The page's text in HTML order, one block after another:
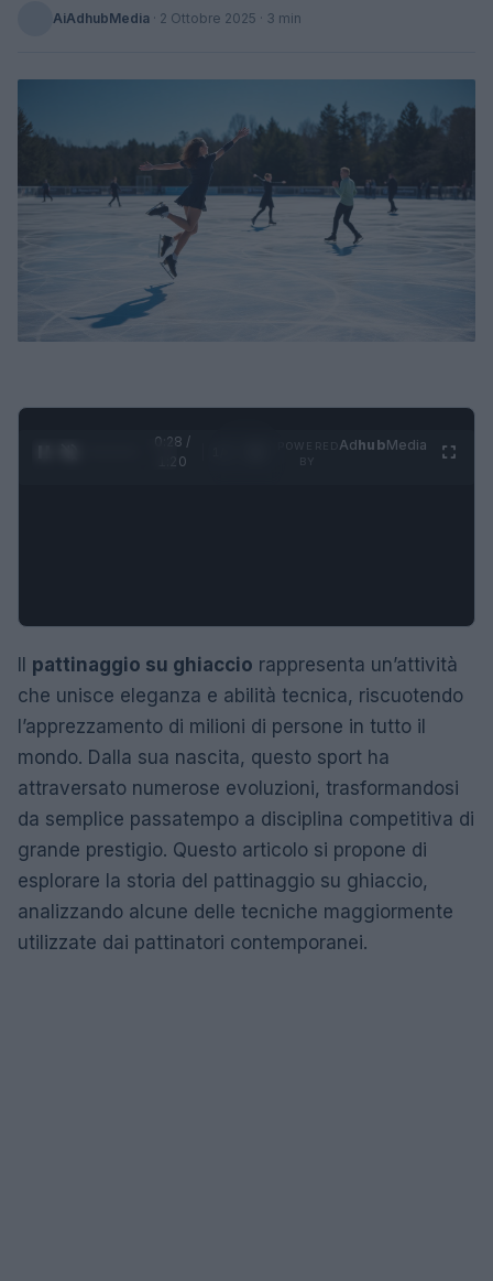
AiAdhubMedia · 2 Ottobre 2025 · 3 min
0:29 /
1:20
AdhubMedia
Il pattinaggio su ghiaccio rappresenta un’attività
che unisce eleganza e abilità tecnica, riscuotendo
l’apprezzamento di milioni di persone in tutto il
mondo. Dalla sua nascita, questo sport ha
attraversato numerose evoluzioni, trasformandosi
da semplice passatempo a disciplina competitiva di
grande prestigio. Questo articolo si propone di
esplorare la storia del pattinaggio su ghiaccio,
analizzando alcune delle tecniche maggiormente
utilizzate dai pattinatori contemporanei.